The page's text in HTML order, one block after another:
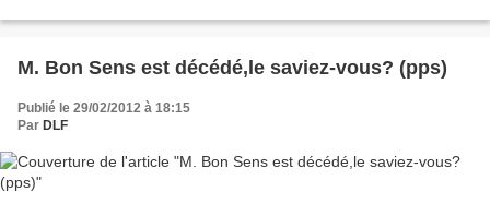
M. Bon Sens est décédé,le saviez-vous? (pps)
Publié le 29/02/2012 à 18:15
Par DLF